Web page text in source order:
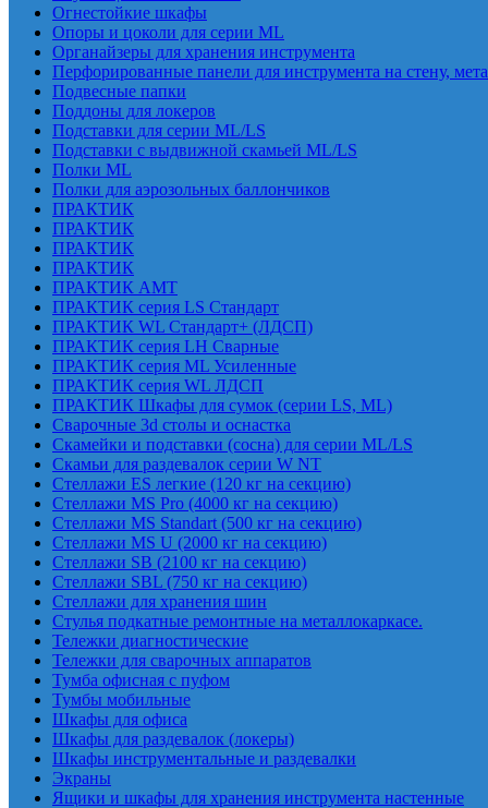
Огнестойкие шкафы
Опоры и цоколи для серии ML
Органайзеры для хранения инструмента
Перфорированные панели для инструмента на стену,
Подвесные папки
Поддоны для локеров
Подставки для серии ML/LS
Подставки с выдвижной скамьей ML/LS
Полки ML
Полки для аэрозольных баллончиков
ПРАКТИК
ПРАКТИК
ПРАКТИК
ПРАКТИК
ПРАКТИК AMT
ПРАКТИК cерия LS Стандарт
ПРАКТИК WL Стандарт+ (ЛДСП)
ПРАКТИК серия LH Сварные
ПРАКТИК серия ML Усиленные
ПРАКТИК серия WL ЛДСП
ПРАКТИК Шкафы для сумок (серии LS, ML)
Сварочные 3d столы и оснастка
Скамейки и подставки (сосна) для серии ML/LS
Скамьи для раздевалок серии W NT
Стеллажи ES легкие (120 кг на секцию)
Стеллажи MS Pro (4000 кг на секцию)
Стеллажи MS Standart (500 кг на секцию)
Стеллажи MS U (2000 кг на секцию)
Стеллажи SB (2100 кг на секцию)
Стеллажи SBL (750 кг на секцию)
Стеллажи для хранения шин
Стулья подкатные ремонтные на металлокаркасе.
Тележки диагностические
Тележки для сварочных аппаратов
Тумба офисная с пуфом
Тумбы мобильные
Шкафы для офиса
Шкафы для раздевалок (локеры)
Шкафы инструментальные и раздевалки
Экраны
Ящики и шкафы для хранения инструмента настенные